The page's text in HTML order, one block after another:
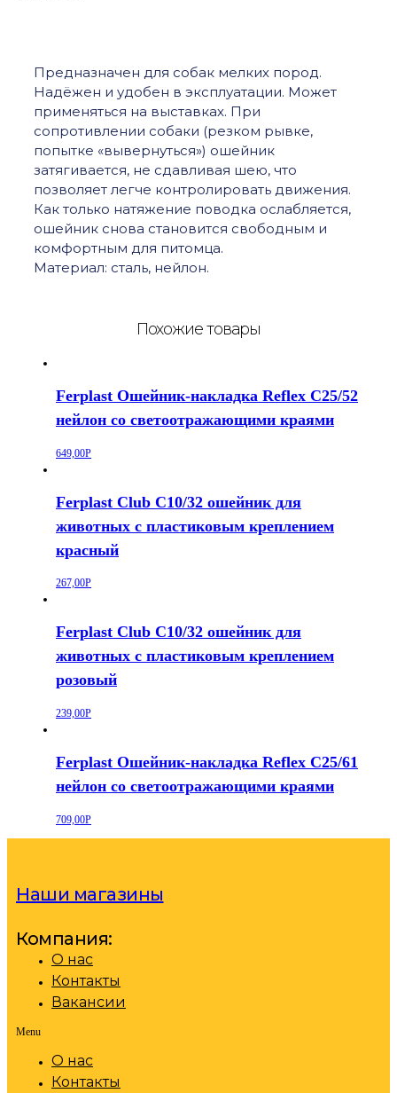
Предназначен для собак мелких пород.
Надёжен и удобен в эксплуатации. Может
применяться на выставках. При
сопротивлении собаки (резком рывке,
попытке «вывернуться») ошейник
затягивается, не сдавливая шею, что
позволяет легче контролировать движения.
Как только натяжение поводка ослабляется,
ошейник снова становится свободным и
комфортным для питомца.
Материал: сталь, нейлон.
Похожие товары
Ferplast Ошейник-накладка Reflex C25/52
нейлон со светоотражающими краями
649,00Р
Ferplast Club C10/32 ошейник для
животных с пластиковым креплением
красный
267,00Р
Ferplast Club C10/32 ошейник для
животных с пластиковым креплением
розовый
239,00Р
Ferplast Ошейник-накладка Reflex С25/61
нейлон со светоотражающими краями
709,00Р
Наши магазины
Компания:
О нас
Контакты
Вакансии
Menu
О нас
Контакты